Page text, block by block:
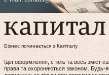
Бізнес починається з Капіталу
Ідеї оформлення, стиль та весь зміст
права та охороняються законом. Будь-